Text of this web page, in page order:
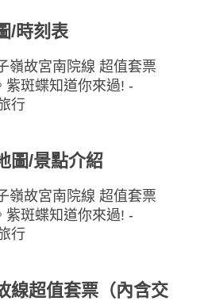
/時刻表
圖/景點介紹
線超值套票（內含交